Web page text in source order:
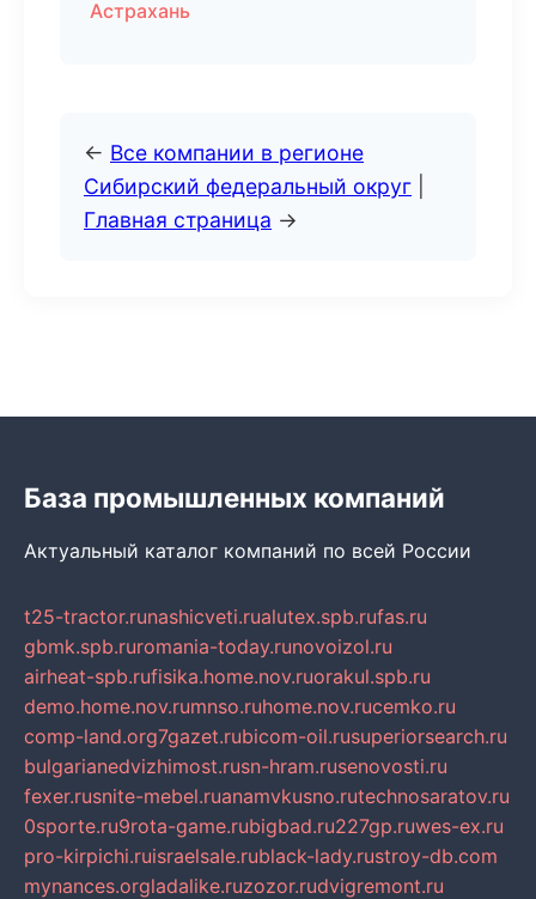
Астрахань
← Все компании в регионе
Сибирский федеральный округ
Главная страница →
База промышленных компаний
Актуальный каталог компаний по всей России
t25-tractor.runashicveti.rualutex.spb.rufas.ru
gbmk.spb.ruromania-today.runovoizol.ru
airheat-spb.rufisika.home.nov.ruorakul.spb.ru
demo.home.nov.rumnso.ruhome.nov.rucemko.ru
comp-land.org7gazet.rubicom-oil.rusuperiorsearch.ru
bulgarianedvizhimost.rusn-hram.rusenovosti.ru
fexer.rusnite-mebel.ruanamvkusno.rutechnosaratov.ru
0sporte.ru9rota-game.rubigbad.ru227gp.ruwes-ex.ru
pro-kirpichi.ruisraelsale.rublack-lady.rustroy-db.com
mynances.orgladalike.ruzozor.rudvigremont.ru